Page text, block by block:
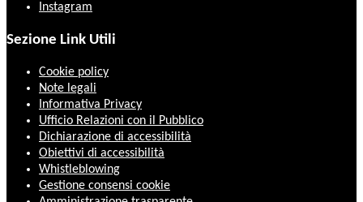
Instagram
Sezione Link Utili
Cookie policy
Note legali
Informativa Privacy
Ufficio Relazioni con il Pubblico
Dichiarazione di accessibilità
Obiettivi di accessibilità
Whistleblowing
Gestione consensi cookie